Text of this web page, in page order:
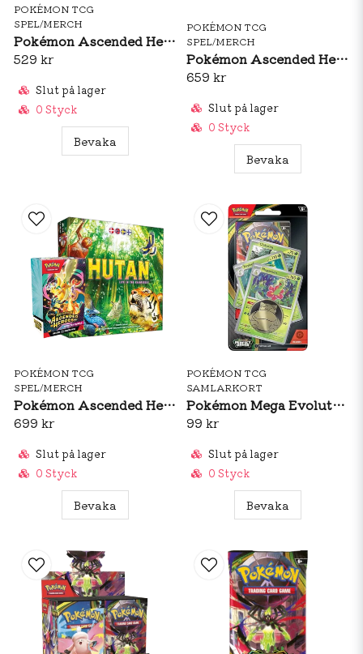
POKÉMON TCG
SPEL/MERCH
Pokémon Ascended Heroes Mega Ex Box + Cabanga
529 kr
Slut på lager
0 Styck
Bevaka
POKÉMON TCG
SPEL/MERCH
Pokémon Ascended Heroes Booster Bundle + Detective Club
659 kr
Slut på lager
0 Styck
Bevaka
POKÉMON TCG
SPEL/MERCH
Pokémon Ascended Heroes Booster Bundle + Hutan Life In The Rainforest
699 kr
Slut på lager
0 Styck
Bevaka
POKÉMON TCG
SAMLARKORT
Pokémon Mega Evolutions: Perfect Order Premium Checklane Blister
99 kr
Slut på lager
0 Styck
Bevaka